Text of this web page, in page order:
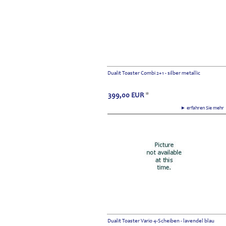
Dualit Toaster Combi 2+1 - silber metallic
► erfahren Sie
399,00 EUR *
Dualit Toaster Vario 4-Scheiben - lavendel blau